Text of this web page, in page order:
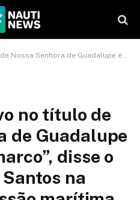
grande marco”, disse o diácono Paulo Santos na primeira procissão marítima
no título de
de Guadalupe
disse o
na